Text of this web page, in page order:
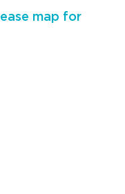
map for